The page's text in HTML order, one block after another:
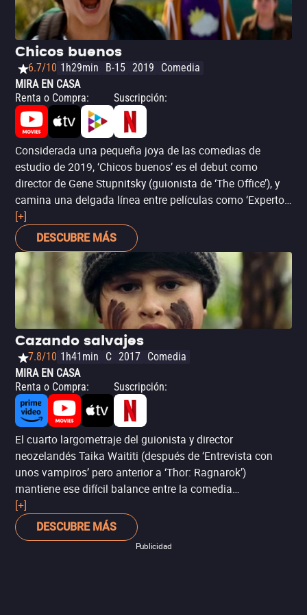
Chicos buenos
6.7/10 1h29min B-15 2019
Comedia
MIRA EN CASA
Renta o Compra: Suscripción:
Considerada una pequeña joya de las comedias de
estudio de 2019, ‘Chicos buenos’ es el debut como
director de Gene Stupnitsky (guionista de ‘The Office’), y
camina una delgada línea entre películas como ‘Experto
en diversión’ (‘Ferris Bueller’s Day Off’) y ‘Superbad’
(conocida como ‘Súper cool’ en nuestro país). La película
recae mucho en el humor para pubertos que caracteriza
a esta última, lo que puede llegar a sentirse un tanto
repetitivo. Sin embargo, brilla gracias a un buen mensaje
final y al indiscutible carisma de sus talentosos
protagonistas juveniles: Jacob Tremblay (‘La habitación’),
Brady Noon (‘Boardwalk Empire’) y Keith L. Williams (‘The
Last Man on Earth’).
[+]
DESCUBRE MÁS
Cazando salvajes
7.8/10 1h41min C 2017 Comedia
MIRA EN CASA
Renta o Compra: Suscripción:
El cuarto largometraje del guionista y director
neozelandés Taika Waititi (después de ‘Entrevista con
unos vampiros’ pero anterior a ‘Thor: Ragnarok’)
mantiene ese difícil balance entre la comedia
aparentemente más boba y excéntrica, a la que le
subyace una historia humana y conmovedora. El gran
Sam Neill (‘Jurassic Park’) y el joven Julian Dennison
[+]
DESCUBRE MÁS
Publicidad